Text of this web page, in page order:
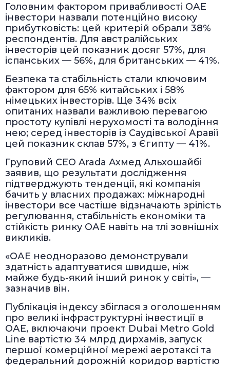
Головним фактором привабливості ОАЕ
інвестори назвали потенційно високу
прибутковість: цей критерій обрали 38%
респондентів. Для австралійських
інвесторів цей показник досяг 57%, для
іспанських — 56%, для британських — 41%.
Безпека та стабільність стали ключовим
фактором для 65% китайських і 58%
німецьких інвесторів. Ще 34% всіх
опитаних назвали важливою перевагою
простоту купівлі нерухомості та володіння
нею; серед інвесторів із Саудівської Аравії
цей показник склав 57%, з Єгипту — 41%.
Груповий CEO Arada Ахмед Альхошайбі
заявив, що результати дослідження
підтверджують тенденції, які компанія
бачить у власних продажах: міжнародні
інвестори все частіше відзначають зрілість
регулювання, стабільність економіки та
стійкість ринку ОАЕ навіть на тлі зовнішніх
викликів.
«ОАЕ неодноразово демонстрували
здатність адаптуватися швидше, ніж
майже будь-який інший ринок у світі», —
зазначив він.
Публікація індексу збіглася з оголошенням
про великі інфраструктурні інвестиції в
ОАЕ, включаючи проект Dubai Metro Gold
Line вартістю 34 млрд дирхамів, запуск
першої комерційної мережі аеротаксі та
федеральний дорожній коридор вартістю